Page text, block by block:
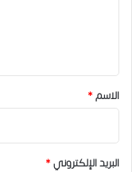
*
الاسم*
البريد الإلكتروني*